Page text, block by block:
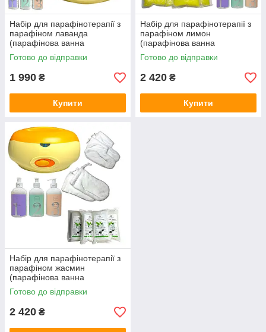
Набір для парафінотерапії з
парафіном лаванда
(парафінова ванна
помаранчева)
Готово до відправки
1 990 ₴
Купити
Набір для парафінотерапії з
парафіном лимон
(парафінова ванна
помаранчева)
Готово до відправки
2 420 ₴
Купити
Набір для парафінотерапії з
парафіном жасмин
(парафінова ванна
помаранчева)
Готово до відправки
2 420 ₴